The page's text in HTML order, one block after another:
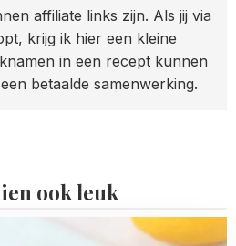
affiliate links zijn. Als jij via
krijg ik hier een kleine
in een recept kunnen
betaalde samenwerking.
ook leuk